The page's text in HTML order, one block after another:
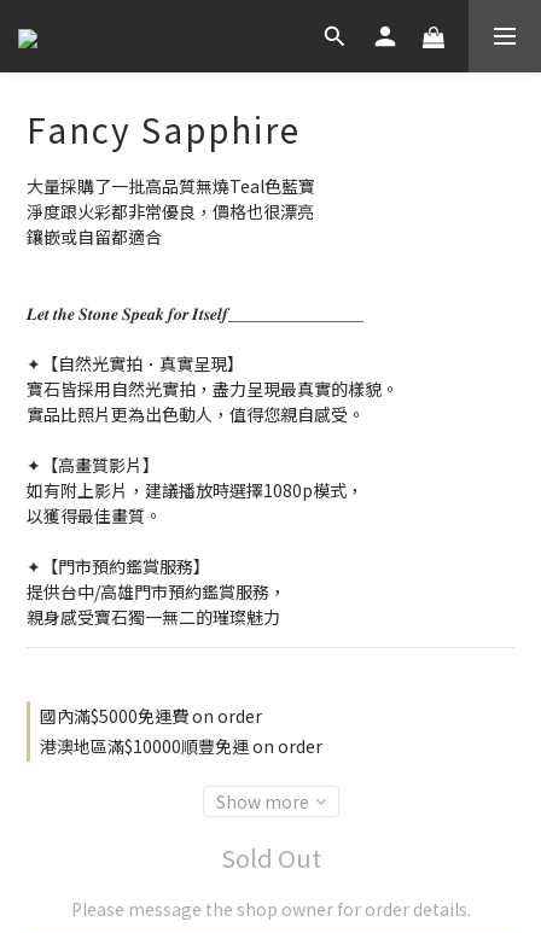
Fancy Sapphire
大量採購了一批高品質無燒Teal色藍寶
淨度跟火彩都非常優良，價格也很漂亮
鑲嵌或自留都適合
𝑳𝒆𝒕 𝒕𝒉𝒆 𝑺𝒕𝒐𝒏𝒆 𝑺𝒑𝒆𝒂𝒌 𝒇𝒐𝒓 𝑰𝒕𝒔𝒆𝒍𝒇＿＿＿＿＿＿＿＿
✦【自然光實拍．真實呈現】
寶石皆採用自然光實拍，盡力呈現最真實的樣貌。
實品比照片更為出色動人，值得您親自感受。
✦【高畫質影片】
如有附上影片，建議播放時選擇1080p模式，
以獲得最佳畫質。
✦【門市預約鑑賞服務】
提供台中/高雄門市預約鑑賞服務，
親身感受寶石獨一無二的璀璨魅力
國內滿$5000免運費 on order
港澳地區滿$10000順豐免運 on order
Show more
Sold Out
Please message the shop owner for order details.